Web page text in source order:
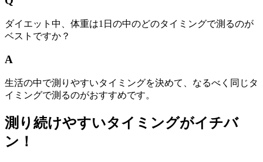
ダイエット中、体重は1日の中のどのタイミングで測るのが
ベストですか？
A
生活の中で測りやすいタイミングを決めて、なるべく同じタ
イミングで測るのがおすすめです。
測り続けやすいタイミングがイチバ
ン！